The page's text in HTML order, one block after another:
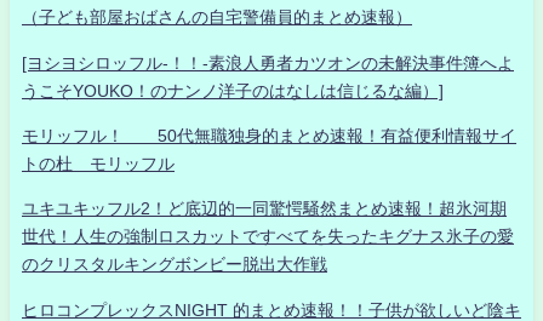
（子ども部屋おばさんの自宅警備員的まとめ速報）
[ヨシヨシロッフル-！！-素浪人勇者カツオンの未解決事件簿へよ
うこそYOUKO！のナンノ洋子のはなしは信じるな編）]
モリッフル！ 50代無職独身的まとめ速報！有益便利情報サイ
トの杜 モリッフル
ユキユキッフル2！ど底辺的一同驚愕騒然まとめ速報！超氷河期
世代！人生の強制ロスカットですべてを失ったキグナス氷子の愛
のクリスタルキングボンビー脱出大作戦
ヒロコンプレックスNIGHT 的まとめ速報！！子供が欲しいど陰キ